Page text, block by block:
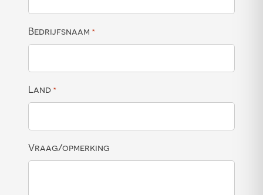
Bedrijfsnaam *
Land *
Vraag/opmerking